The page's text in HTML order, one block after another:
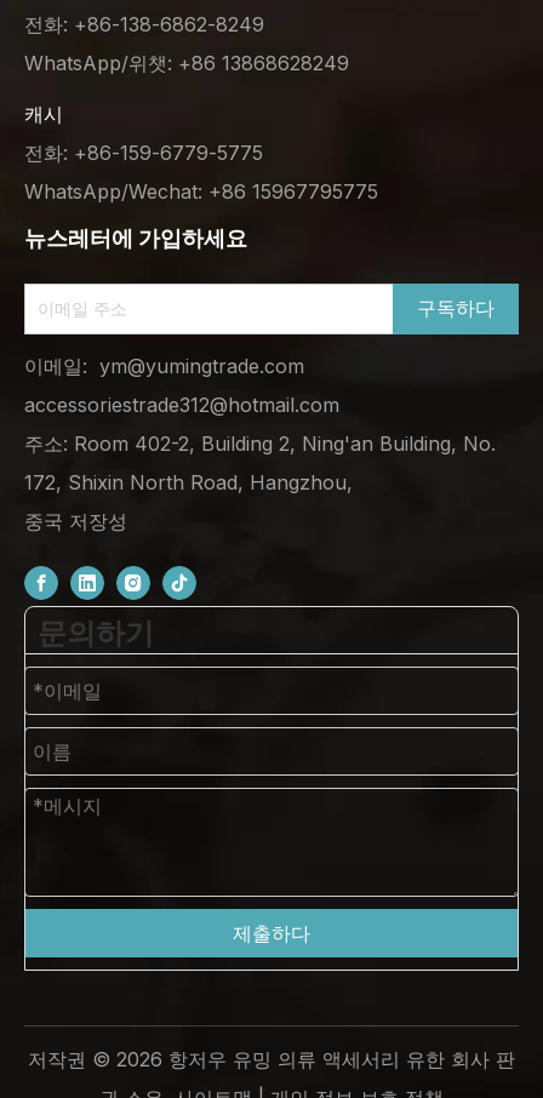
전화: +86-138-6862-8249
WhatsApp/위챗: +86 13868628249
캐시
전화: +86-159-6779-5775
WhatsApp/Wechat: +86 15967795775
뉴스레터에 가입하세요
구독하다
이메일: ym@yumingtrade.com
accessoriestrade312@hotmail.com
주소: Room 402-2, Building 2, Ning'an Building, No.
172, Shixin North Road, Hangzhou,
중국 저장성
문의하기
제출하다
저작권 © 2026 항저우 유밍 의류 액세서리 유한 회사 판